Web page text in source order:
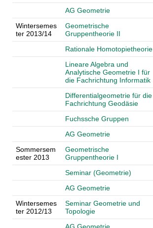
AG Geometrie
Wintersemes
ter 2013/14
Geometrische
Gruppentheorie II
Rationale Homotopietheorie
Lineare Algebra und
Analytische Geometrie I für
die Fachrichtung Informatik
Differentialgeometrie für die
Fachrichtung Geodäsie
Fuchssche Gruppen
AG Geometrie
Sommersem
ester 2013
Geometrische
Gruppentheorie I
Seminar (Geometrie)
AG Geometrie
Wintersemes
ter 2012/13
Seminar Geometrie und
Topologie